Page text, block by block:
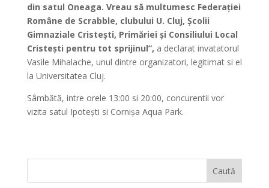
din satul Oneaga. Vreau să multumesc Federației
Române de Scrabble, clubului U. Cluj, Școlii
Gimnaziale Cristești, Primăriei și Consiliului Local
Cristești pentru tot sprijinul”, a declarat invatatorul
Vasile Mihalache, unul dintre organizatori, legitimat si el
la Universitatea Cluj.
Sâmbătă, intre orele 13:00 si 20:00, concurentii vor
vizita satul Ipotești si Cornișa Aqua Park.